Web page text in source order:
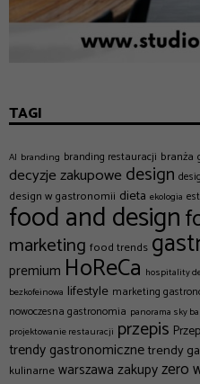
TAGI
AI branding branding restauracji branża
decyzje zakupowe design
design w gastronomii dieta ekologia
food and design
marketing food trends
premium HoReCa hospitality
bezkofeinowa lifestyle marketing
nowoczesna gastronomia panorama sky
projektowanie restauracji przepis
trendy gastronomicznetrendy
kulinarnewarszawa zakupyzero